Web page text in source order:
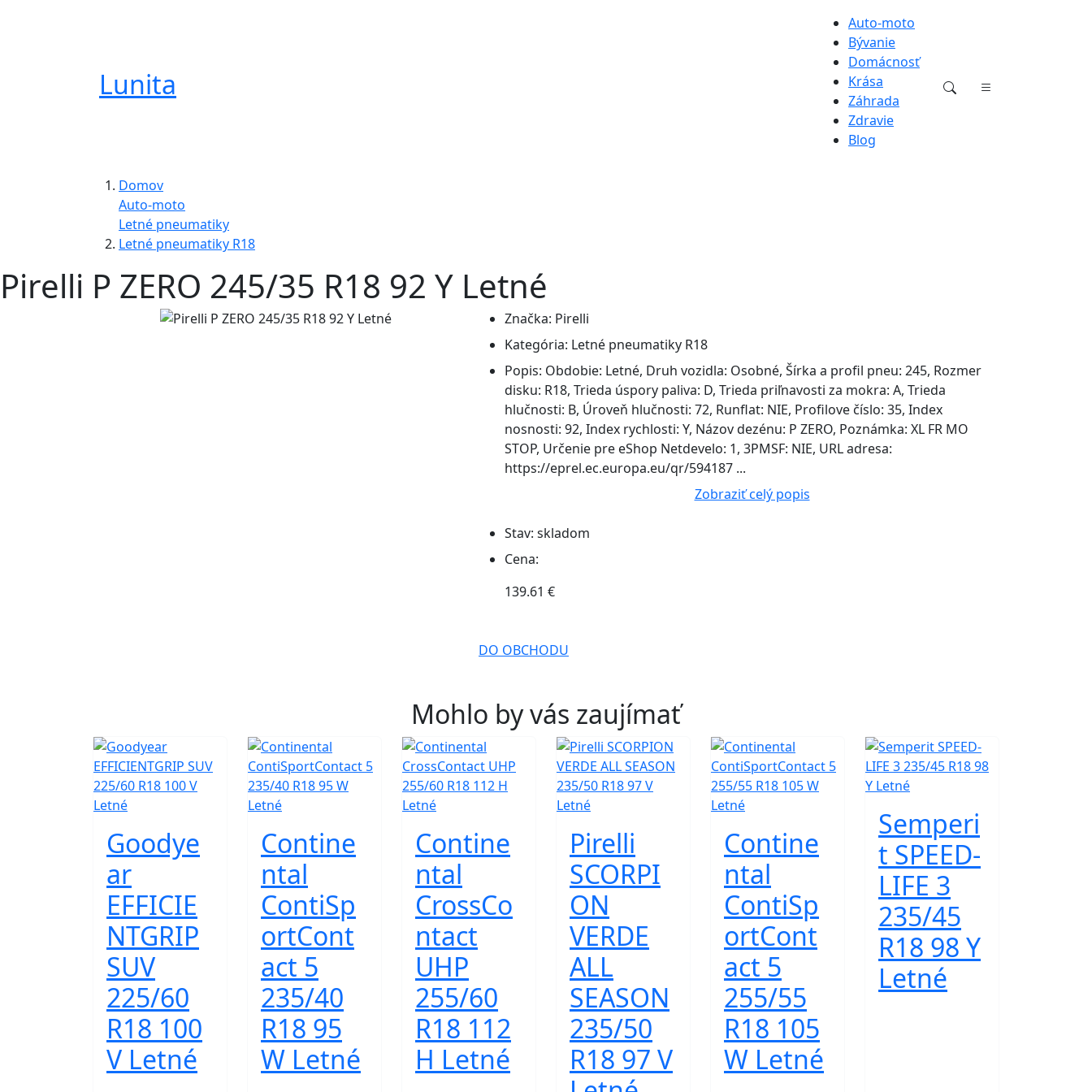
Lunita
Auto-moto
Bývanie
Domácnosť
Krása
Záhrada
Zdravie
Blog
Domov
Auto-moto
Letné pneumatiky
Letné pneumatiky R18
Pirelli P ZERO 245/35 R18 92 Y Letné
Značka: Pirelli
Kategória: Letné pneumatiky R18
Popis: Obdobie: Letné, Druh vozidla: Osobné, Šírka a profil pneu: 245, Rozmer
disku: R18, Trieda úspory paliva: D, Trieda priľnavosti za mokra: A, Trieda
hlučnosti: B, Úroveň hlučnosti: 72, Runflat: NIE, Profilove číslo: 35, Index
nosnosti: 92, Index rychlosti: Y, Názov dezénu: P ZERO, Poznámka: XL FR MO
STOP, Určenie pre eShop Netdevelo: 1, 3PMSF: NIE, URL adresa:
https://eprel.ec.europa.eu/qr/594187 ...
Zobraziť celý popis
Stav: skladom
Cena:
139.61 €
DO OBCHODU
Mohlo by vás zaujímať
Goodye
ar
EFFICIE
NTGRIP
SUV
225/60
R18 100
V Letné
Contine
ntal
ContiSp
ortCont
act 5
235/40
R18 95
W Letné
Contine
ntal
CrossCo
ntact
UHP
255/60
R18 112
H Letné
Pirelli
SCORPI
ON
VERDE
ALL
SEASON
235/50
R18 97 V
Contine
ntal
ContiSp
ortCont
act 5
255/55
R18 105
W Letné
Semperi
t SPEED-
LIFE 3
235/45
R18 98 Y
Letné